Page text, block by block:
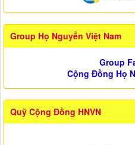
Group Họ Nguyễn Việt Nam
Group
Cộng Đồng Họ
Quỹ Cộng Đồng HNVN